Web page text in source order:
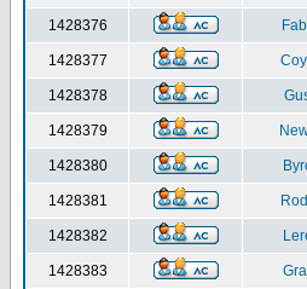
1428376
1428377
1428378
1428379
1428380
1428381
1428382
1428383